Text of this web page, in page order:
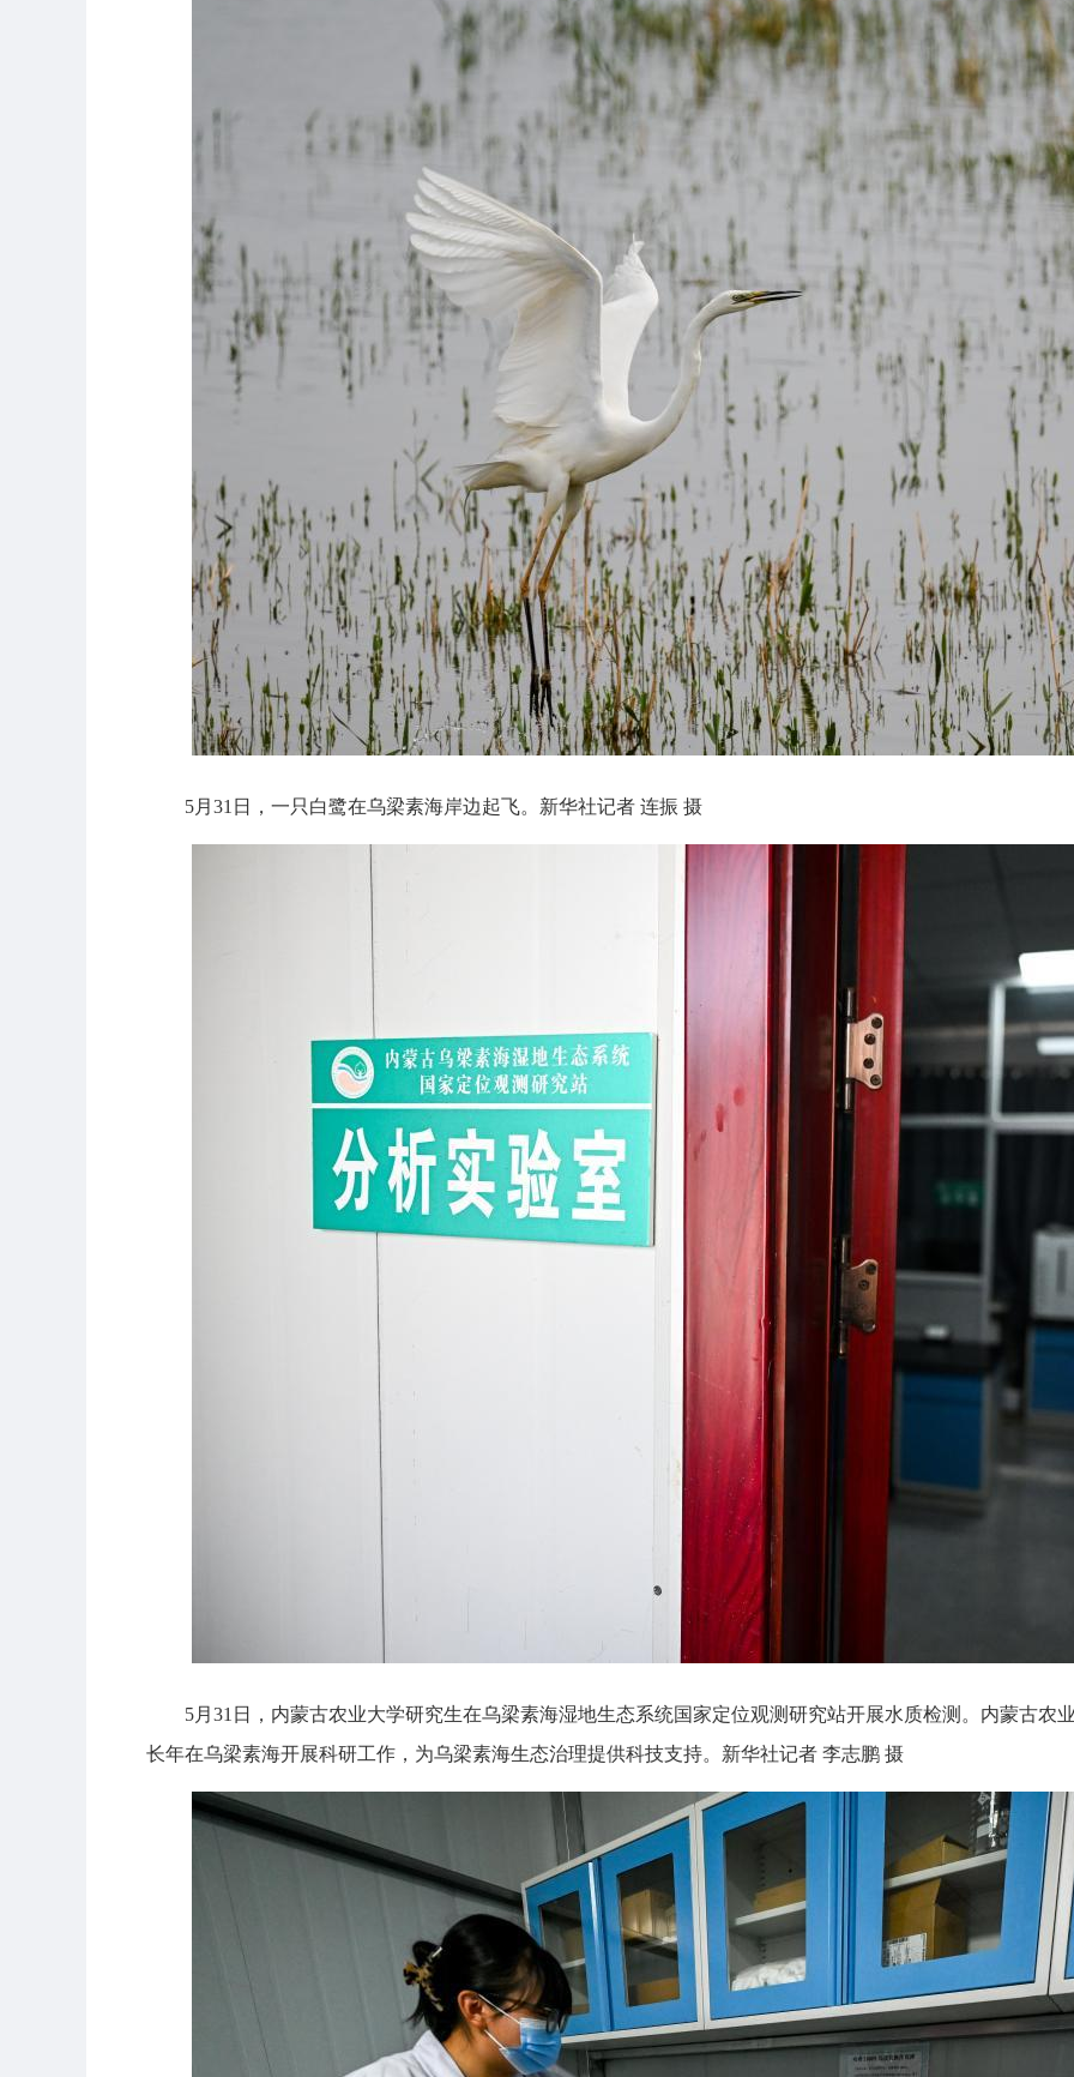
5月31日，一只白鹭在乌梁素海岸边起飞。新华社记者 连振 摄
5月31日，内蒙古农业大学研究生在乌梁素海湿地生态系统国家定位观测研究站开展水质检测。内蒙古农
长年在乌梁素海开展科研工作，为乌梁素海生态治理提供科技支持。新华社记者 李志鹏 摄